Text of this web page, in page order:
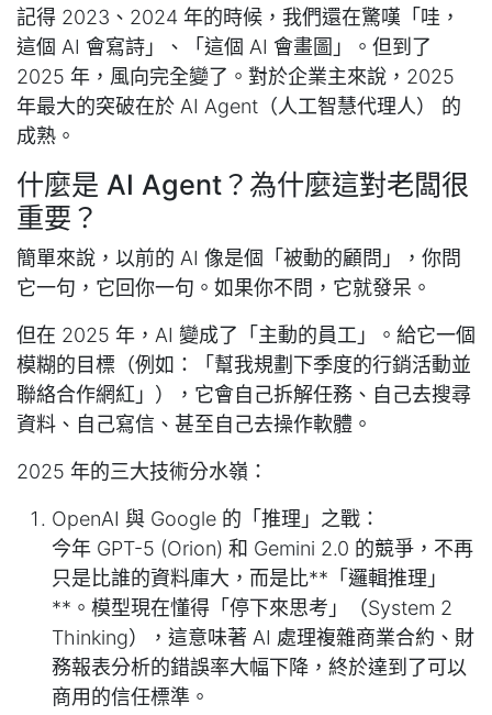
記得 2023、2024 年的時候，我們還在驚嘆「哇，
這個 AI 會寫詩」、「這個 AI 會畫圖」。但到了
2025 年，風向完全變了。對於企業主來說，2025
年最大的突破在於 AI Agent（人工智慧代理人） 的
成熟。
什麼是 AI Agent？為什麼這對老闆很
重要？
簡單來說，以前的 AI 像是個「被動的顧問」，你問
它一句，它回你一句。如果你不問，它就發呆。
但在 2025 年，AI 變成了「主動的員工」。給它一個
模糊的目標（例如：「幫我規劃下季度的行銷活動並
聯絡合作網紅」），它會自己拆解任務、自己去搜尋
資料、自己寫信、甚至自己去操作軟體。
2025 年的三大技術分水嶺：
OpenAI 與 Google 的「推理」之戰：
今年 GPT-5 (Orion) 和 Gemini 2.0 的競爭，不再
只是比誰的資料庫大，而是比**「邏輯推理」
**。模型現在懂得「停下來思考」（System 2
Thinking），這意味著 AI 處理複雜商業合約、財
務報表分析的錯誤率大幅下降，終於達到了可以
商用的信任標準。